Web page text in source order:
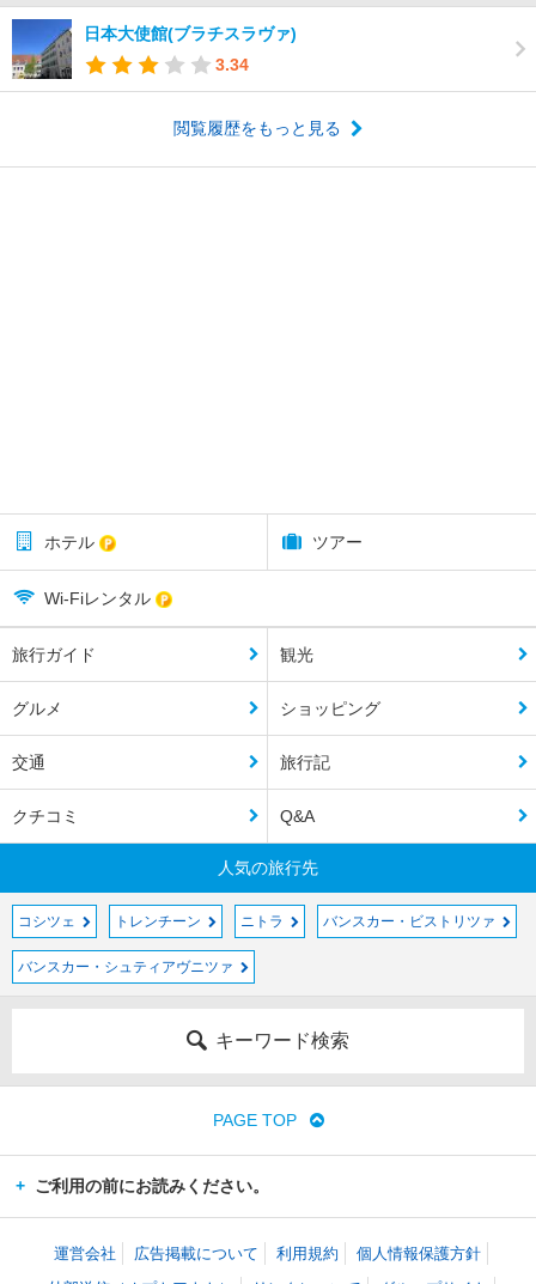
日本大使館(ブラチスラヴァ)
3.34
閲覧履歴をもっと見る
ホテル ツアー
Wi-Fiレンタル
旅行ガイド 観光
グルメ ショッピング
交通 旅行記
クチコミ Q&A
人気の旅行先
コシツェ トレンチーン ニトラ バンスカー・ビストリツァ
バンスカー・シュティアヴニツァ
キーワード検索
PAGE TOP
ご利用の前にお読みください。
運営会社 広告掲載について 利用規約
個人情報保護方針